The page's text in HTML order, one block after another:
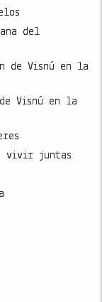
del
de Visnú en la
Visnú en la
vivir juntas